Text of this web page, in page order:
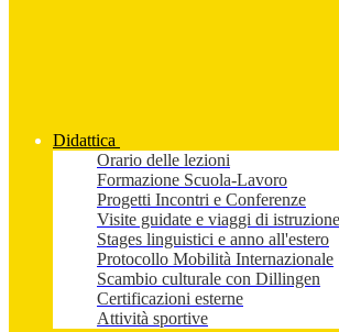
Didattica
Orario delle lezioni
Formazione Scuola-Lavoro
Progetti Incontri e Conferenze
Visite guidate e viaggi di istruzione
Stages linguistici e anno all'estero
Protocollo Mobilità Internazionale
Scambio culturale con Dillingen
Certificazioni esterne
Attività sportive